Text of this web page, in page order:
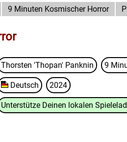
9 Minuten Kosmischer Horror
Thorsten 'Thopan' Panknin 9
Deutsch 2024
Unterstütze Deinen lokalen